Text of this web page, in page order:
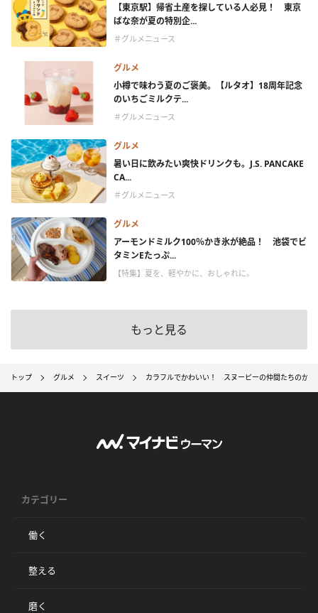
【東京駅】帰省土産を探している人必見！ 東京
ばな奈が夏の特別企...
＃グルメニュース
グルメ
小樽で味わう夏のご褒美。【ルタオ】18周年記念
のいちごミルクテ...
＃グルメニュース
グルメ
暑い日に飲みたい爽快ドリンクも。J.S. PANCAKE
CA...
＃グルメニュース
グルメ
アーモンドミルク100％かき氷が絶品！ 池袋でビ
タミンEたっぷ...
【特集】夏を、軽やかに、おしゃれに。
もっと見る
トップ グルメ スイーツ カラフルでかわいい！ スヌーピーの仲間たちのかき
カテゴリー
働く
整える
磨く